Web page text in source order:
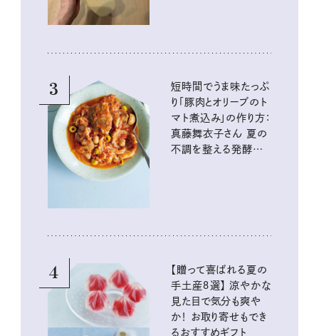
3
短時間でうま味たっぷ
り「豚肉とオリーブのト
マト煮込み」の作り方：
真藤舞衣子さん 夏の
不調を整える発酵レ
4
【贈って喜ばれる夏の
手土産８選】 涼やかな
見た目で気分も爽や
か！ お取り寄せもでき
るおすすめギフト